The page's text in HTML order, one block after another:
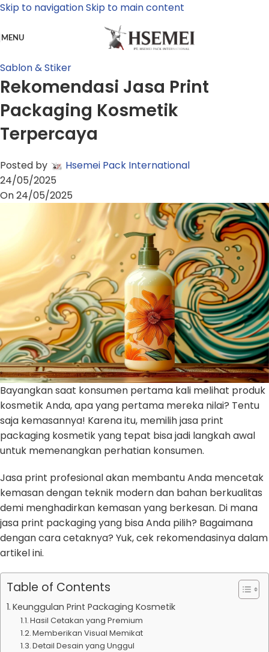
Skip to navigationSkip to main content
MENU
Sablon & Stiker
Rekomendasi Jasa Print
Packaging Kosmetik
Terpercaya
Posted by
Hsemei Pack International
24/05/2025
On 24/05/2025
Bayangkan saat konsumen pertama kali melihat produk
kosmetik Anda, apa yang pertama mereka nilai? Tentu
saja kemasannya! Karena itu, memilih jasa print
packaging kosmetik yang tepat bisa jadi langkah awal
untuk memenangkan perhatian konsumen.
Jasa print profesional akan membantu Anda mencetak
kemasan dengan teknik modern dan bahan berkualitas
demi menghadirkan kemasan yang berkesan. Di mana
jasa print packaging yang bisa Anda pilih? Bagaimana
dengan cara cetaknya? Yuk, cek rekomendasinya dalam
artikel ini.
Table of Contents
Keunggulan Print Packaging Kosmetik
Hasil Cetakan yang Premium
Memberikan Visual Memikat
Detail Desain yang Unggul